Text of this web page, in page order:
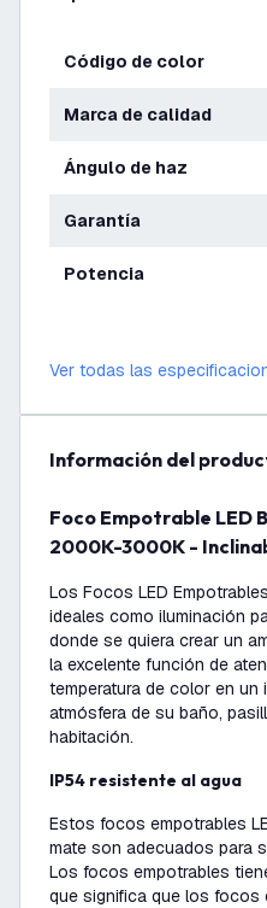
Código de color
Marca de calidad
Ángulo de haz
Garantía
Potencia
Ver todas las
información del
Foco Empotrable LED Blanco - 5W - IP54 -
2000K-3000K -
Los Focos LED
ideales como iluminación
donde se quiera crear un
la excelente función de
temperatura de color en
atmósfera de su baño,
habitación.
IP54 resistente al agua
Estos focos empotrables
mate son adecuados para
Los focos empotrables
que significa que los focos